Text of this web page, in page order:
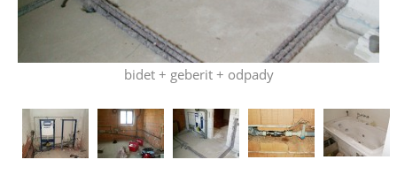
bidet + geberit + odpady